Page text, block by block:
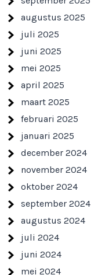
augustus 2025
juli 2025
juni 2025
mei 2025
april 2025
maart 2025
februari 2025
januari 2025
december 2024
november 2024
oktober 2024
september 2024
augustus 2024
juli 2024
juni 2024
mei 2024